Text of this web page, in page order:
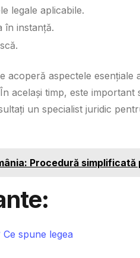
legale aplicabile.
în instanță.
acoperă aspectele
același timp, este important
un specialist juridic
Procedură simplificată
spune legea